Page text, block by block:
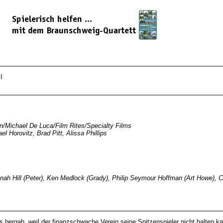
Michael De Luca/Film Rites/Specialty Films
Horovitz, Brad Pitt, Alissa Phillips
Hill (Peter), Ken Medlock (Grady), Philip Seymour Hoffman (Art Howe),
bergab, weil der finanzschwache Verein seine Spitzenspieler nicht halten